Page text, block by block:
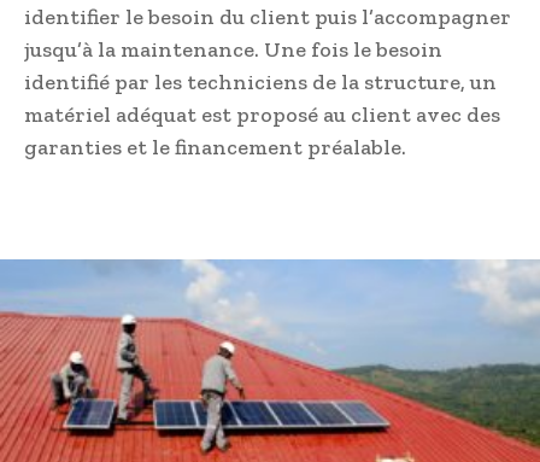
identifier le besoin du client puis l’accompagner
jusqu’à la maintenance. Une fois le besoin
identifié par les techniciens de la structure, un
matériel adéquat est proposé au client avec des
garanties et le financement préalable.